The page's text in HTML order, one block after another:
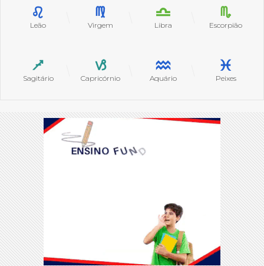
Leão Virgem Libra Escorpião
Sagitário Capricórnio Aquário Peixes